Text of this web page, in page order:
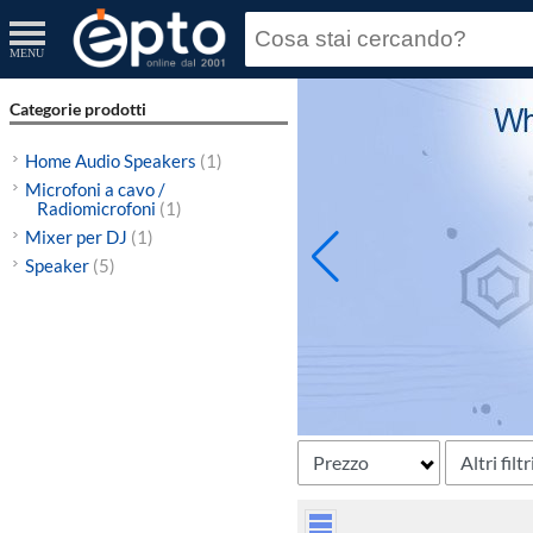
MENU
Categorie prodotti
Home Audio Speakers (1)
Microfoni a cavo /
Radiomicrofoni (1)
Mixer per DJ (1)
Speaker (5)
Prezzo Altri